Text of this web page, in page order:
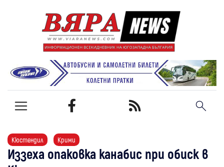
Кюстендил Крими
Иззеха опаковка канабис при обиск в